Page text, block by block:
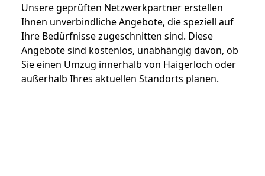
Unsere geprüften Netzwerkpartner erstellen
Ihnen unverbindliche Angebote, die speziell auf
Ihre Bedürfnisse zugeschnitten sind. Diese
Angebote sind kostenlos, unabhängig davon, ob
Sie einen Umzug innerhalb von Haigerloch oder
außerhalb Ihres aktuellen Standorts planen.